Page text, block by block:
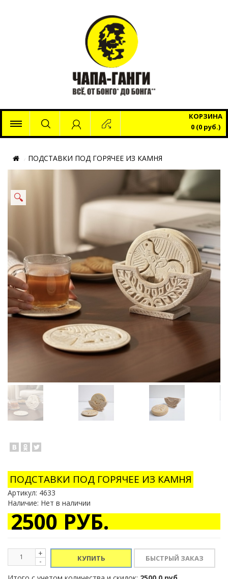
КОРЗИНА
0 (0 руб.)
ПОДСТАВКИ ПОД ГОРЯЧЕЕ ИЗ КАМНЯ
🔍
ПОДСТАВКИ ПОД ГОРЯЧЕЕ ИЗ КАМНЯ
Артикул: 4633
Наличие: Нет в наличии
2500 РУБ.
+
- КУПИТЬ